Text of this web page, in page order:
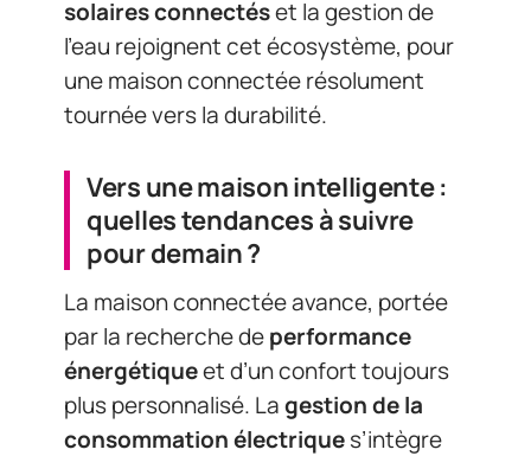
solaires connectéset la gestion de
l’eau rejoignent cet écosystème, pour
une maison connectée résolument
tournée vers la durabilité.
Vers une maison intelligente :
quelles tendances à suivre
pour demain ?
La maison connectée avance, portée
par la recherche deperformance
énergétiqueet d’un confort toujours
plus personnalisé. Lagestion de la
consommation électriques’intègre